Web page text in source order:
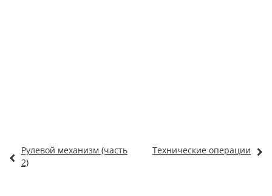
Рулевой механизм (часть
2)
Технические операции